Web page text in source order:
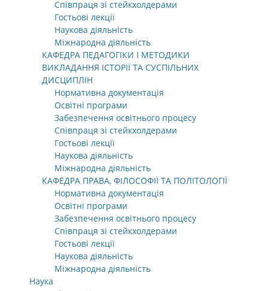
Співпраця зі стейкхолдерами
Гостьові лекції
Наукова діяльність
Міжнародна діяльність
КАФЕДРА ПЕДАГОГІКИ І МЕТОДИКИ
ВИКЛАДАННЯ ІСТОРІЇ ТА СУСПІЛЬНИХ
ДИСЦИПЛІН
Нормативна документація
Освітні програми
Забезпечення освітнього процесу
Співпраця зі стейкхолдерами
Гостьові лекції
Наукова діяльність
Міжнародна діяльність
КАФЕДРА ПРАВА, ФІЛОСОФІЇ ТА ПОЛІТОЛОГІЇ
Нормативна документація
Освітні програми
Забезпечення освітнього процесу
Співпраця зі стейкхолдерами
Гостьові лекції
Наукова діяльність
Міжнародна діяльність
Наука